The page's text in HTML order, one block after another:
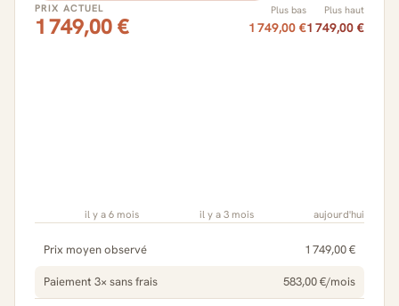
PRIX ACTUEL
1 749,00 €
Plus bas
1 749,00 €
Plus haut
1 749,00 €
il y a 6 mois il y a 3 mois aujourd'hui
Prix moyen observé 1 749,00 €
Paiement 3× sans frais 583,00 €/mois